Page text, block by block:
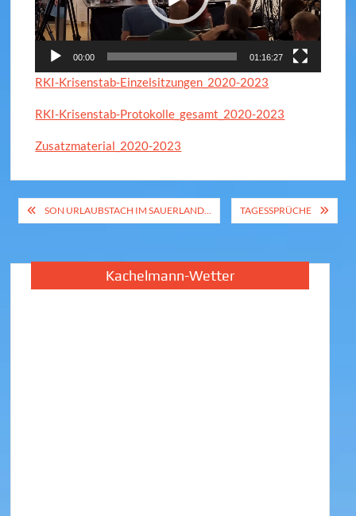
00:00 01:16:27
RKI-Krisenstab-Einzelsitzungen_2020-2023
RKI-Krisenstab-Protokolle_gesamt_2020-2023
Zusatzmaterial_2020-2023
Beitragsnavigation
SON URLAUBSTACH IM SAUERLAND… TAGESSPRÜCHE
Kachelmann-Wetter